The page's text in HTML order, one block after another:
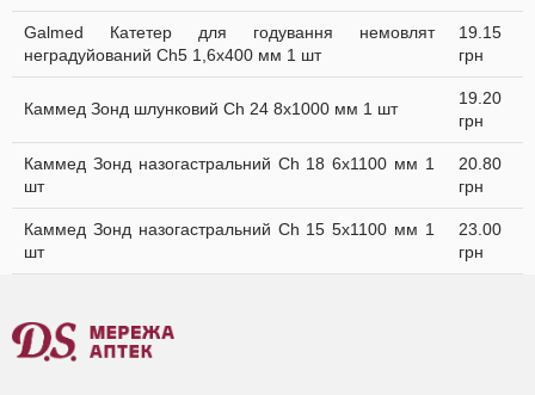
Galmed Катетер для годування немовлят
неградуйований Ch5 1,6x400 мм 1 шт
19.15
грн
Каммед Зонд шлунковий Ch 24 8х1000 мм 1 шт
19.20
грн
Каммед Зонд назогастральний Ch 18 6х1100 мм 1
шт
20.80
грн
Каммед Зонд назогастральний Ch 15 5х1100 мм 1
шт
23.00
грн